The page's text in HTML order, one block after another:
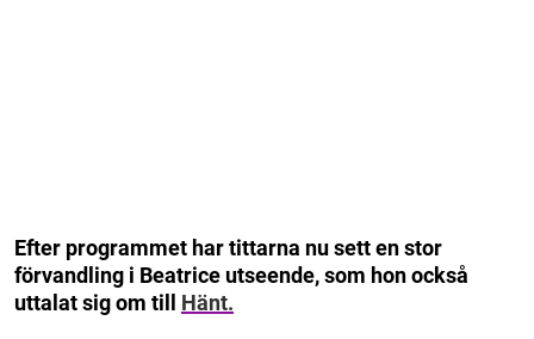
Efter programmet har tittarna nu sett en stor
förvandling i Beatrice utseende, som hon också
uttalat sig om till Hänt.